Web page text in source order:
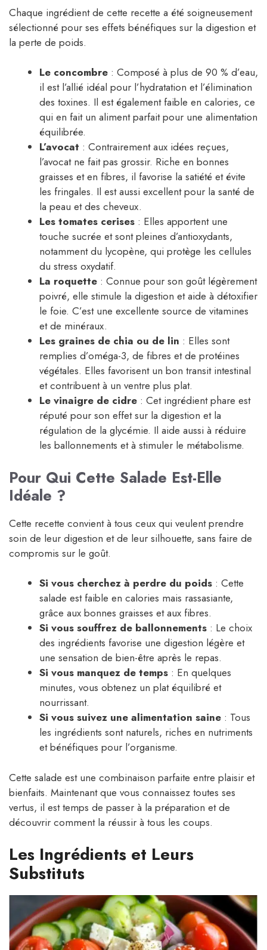
Chaque ingrédient de cette recette a été soigneusement
sélectionné pour ses effets bénéfiques sur la digestion et
la perte de poids.
Le concombre : Composé à plus de 90 % d’eau,
il est l’allié idéal pour l’hydratation et l’élimination
des toxines. Il est également faible en calories, ce
qui en fait un aliment parfait pour une alimentation
équilibrée.
L’avocat : Contrairement aux idées reçues,
l’avocat ne fait pas grossir. Riche en bonnes
graisses et en fibres, il favorise la satiété et évite
les fringales. Il est aussi excellent pour la santé de
la peau et des cheveux.
Les tomates cerises : Elles apportent une
touche sucrée et sont pleines d’antioxydants,
notamment du lycopène, qui protège les cellules
du stress oxydatif.
La roquette : Connue pour son goût légèrement
poivré, elle stimule la digestion et aide à détoxifier
le foie. C’est une excellente source de vitamines
et de minéraux.
Les graines de chia ou de lin : Elles sont
remplies d’oméga-3, de fibres et de protéines
végétales. Elles favorisent un bon transit intestinal
et contribuent à un ventre plus plat.
Le vinaigre de cidre : Cet ingrédient phare est
réputé pour son effet sur la digestion et la
régulation de la glycémie. Il aide aussi à réduire
les ballonnements et à stimuler le métabolisme.
Pour Qui Cette Salade Est-Elle
Idéale ?
Cette recette convient à tous ceux qui veulent prendre
soin de leur digestion et de leur silhouette, sans faire de
compromis sur le goût.
Si vous cherchez à perdre du poids : Cette
salade est faible en calories mais rassasiante,
grâce aux bonnes graisses et aux fibres.
Si vous souffrez de ballonnements : Le choix
des ingrédients favorise une digestion légère et
une sensation de bien-être après le repas.
Si vous manquez de temps : En quelques
minutes, vous obtenez un plat équilibré et
nourrissant.
Si vous suivez une alimentation saine : Tous
les ingrédients sont naturels, riches en nutriments
et bénéfiques pour l’organisme.
Cette salade est une combinaison parfaite entre plaisir et
bienfaits. Maintenant que vous connaissez toutes ses
vertus, il est temps de passer à la préparation et de
découvrir comment la réussir à tous les coups.
Les Ingrédients et Leurs
Substituts